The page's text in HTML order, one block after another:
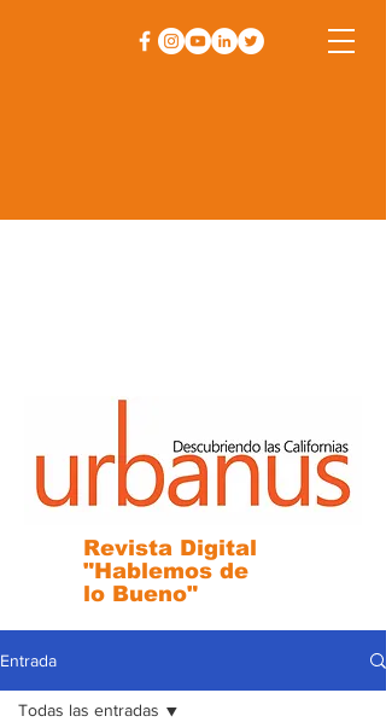
Revista Digital
"Hablemos de
lo Bueno"
Entrada
Todas las entradas